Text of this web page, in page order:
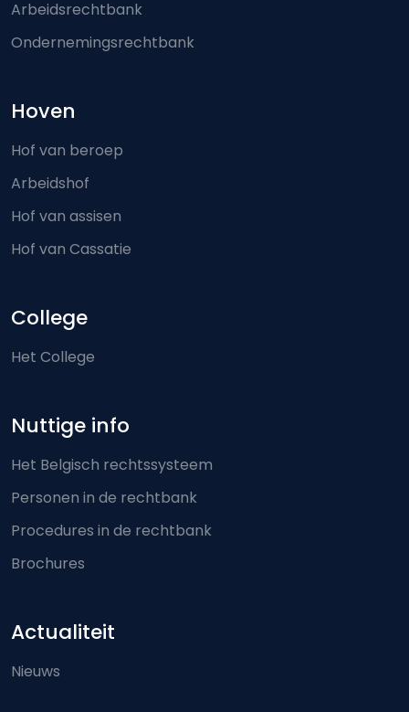
Arbeidsrechtbank
Ondernemingsrechtbank
Hoven
Hof van beroep
Arbeidshof
Hof van assisen
Hof van Cassatie
College
Het College
Nuttige info
Het Belgisch rechtssysteem
Personen in de rechtbank
Procedures in de rechtbank
Brochures
Actualiteit
Nieuws